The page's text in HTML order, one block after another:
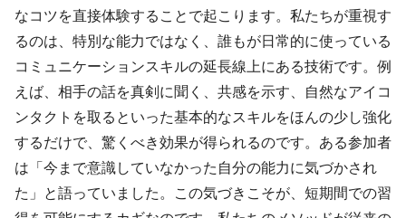
なコツを直接体験することで起こります。私たちが重視す
るのは、特別な能力ではなく、誰もが日常的に使っている
コミュニケーションスキルの延長線上にある技術です。例
えば、相手の話を真剣に聞く、共感を示す、自然なアイコ
ンタクトを取るといった基本的なスキルをほんの少し強化
するだけで、驚くべき効果が得られるのです。ある参加者
は「今まで意識していなかった自分の能力に気づかされ
た」と語っていました。この気づきこそが、短期間での習